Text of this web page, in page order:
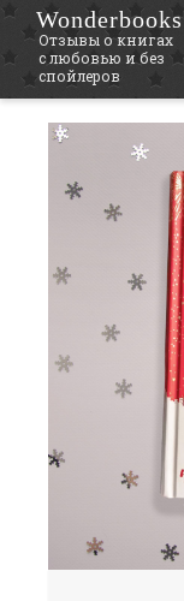
Wonderbooks
Отзывы о книгах
с любовью и без
спойлеров